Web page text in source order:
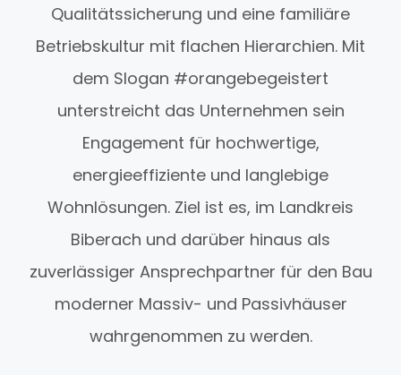
Qualitätssicherung und eine familiäre
Betriebskultur mit flachen Hierarchien. Mit
dem Slogan #orangebegeistert
unterstreicht das Unternehmen sein
Engagement für hochwertige,
energieeffiziente und langlebige
Wohnlösungen. Ziel ist es, im Landkreis
Biberach und darüber hinaus als
zuverlässiger Ansprechpartner für den Bau
moderner Massiv- und Passivhäuser
wahrgenommen zu werden.